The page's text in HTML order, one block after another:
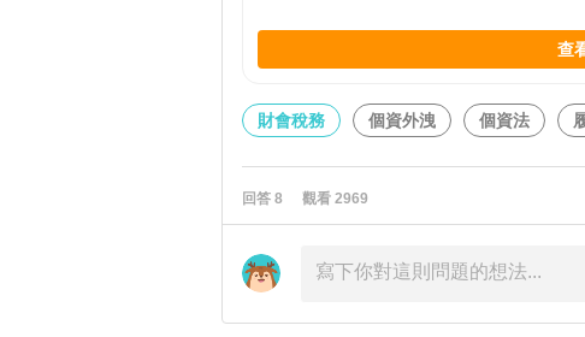
查
財會稅務 個資外洩 個資法
回答 8 觀看 2969